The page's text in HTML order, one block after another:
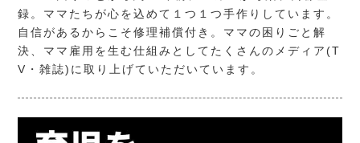
録。ママたちが心を込めて１つ１つ手作りしています。
自信があるからこそ修理補償付き。ママの困りごと解
決、ママ雇用を生む仕組みとしてたくさんのメディア(T
V・雑誌)に取り上げていただいています。